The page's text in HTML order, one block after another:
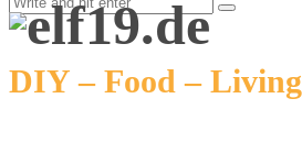
DIY – Food – Living